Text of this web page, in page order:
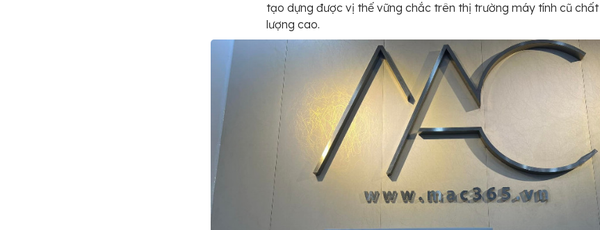
tạo dựng được vị thế vững chắc trên thị trường máy tính cũ chất
lượng cao.